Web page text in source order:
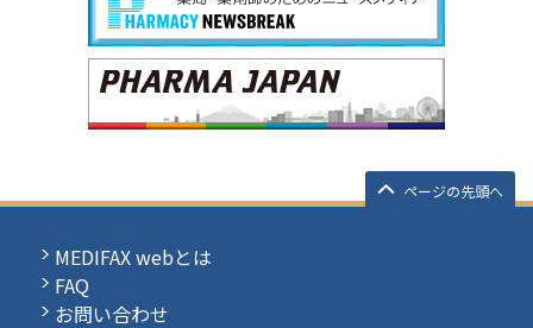
ページの先頭へ
MEDIFAX webとは
FAQ
お問い合わせ